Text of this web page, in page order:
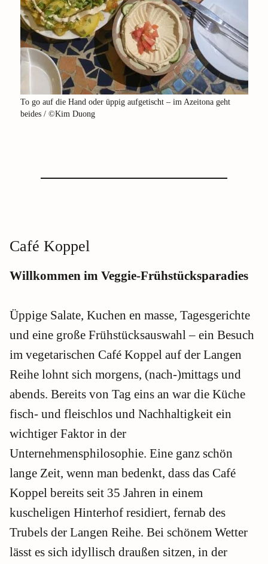
To go auf die Hand oder üppig aufgetischt – im Azeitona geht
beides / ©Kim Duong
Café Koppel
Willkommen im Veggie-Frühstücksparadies
Üppige Salate, Kuchen en masse, Tagesgerichte
und eine große Frühstücksauswahl – ein Besuch
im vegetarischen Café Koppel auf der Langen
Reihe lohnt sich morgens, (nach-)mittags und
abends. Bereits von Tag eins an war die Küche
fisch- und fleischlos und Nachhaltigkeit ein
wichtiger Faktor in der
Unternehmensphilosophie. Eine ganz schön
lange Zeit, wenn man bedenkt, dass das Café
Koppel bereits seit 35 Jahren in einem
kuscheligen Hinterhof residiert, fernab des
Trubels der Langen Reihe. Bei schönem Wetter
lässt es sich idyllisch draußen sitzen, in der